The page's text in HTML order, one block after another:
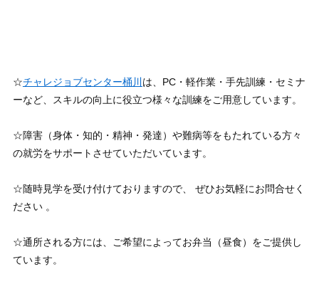
☆チャレジョブセンター桶川 は、PC・軽作業・手先訓練・セミナ
ーなど、スキルの向上に役立つ様々な訓練をご用意しています。
☆障害（身体・知的・精神・発達）や難病等をもたれている方々
の就労をサポートさせていただいています。
☆随時見学を受け付けておりますので、 ぜひお気軽にお問合せく
ださい 。
☆通所される方には、ご希望によってお弁当（昼食）をご提供し
ています。